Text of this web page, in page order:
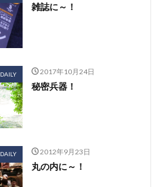
雑誌に～！
DAILY 2017年10月24日
秘密兵器！
DAILY 2012年9月23日
丸の内に～！